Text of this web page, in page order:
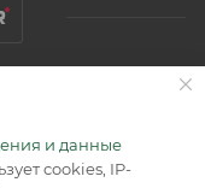
на то, что вся
носит
публичной
и данные
cookies, IP-